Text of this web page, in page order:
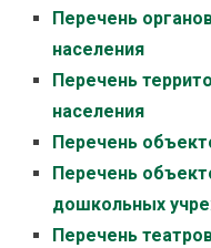
Перечень
населения
Перечень
населения
Перечень
Перечень
дошкольных
Перечень